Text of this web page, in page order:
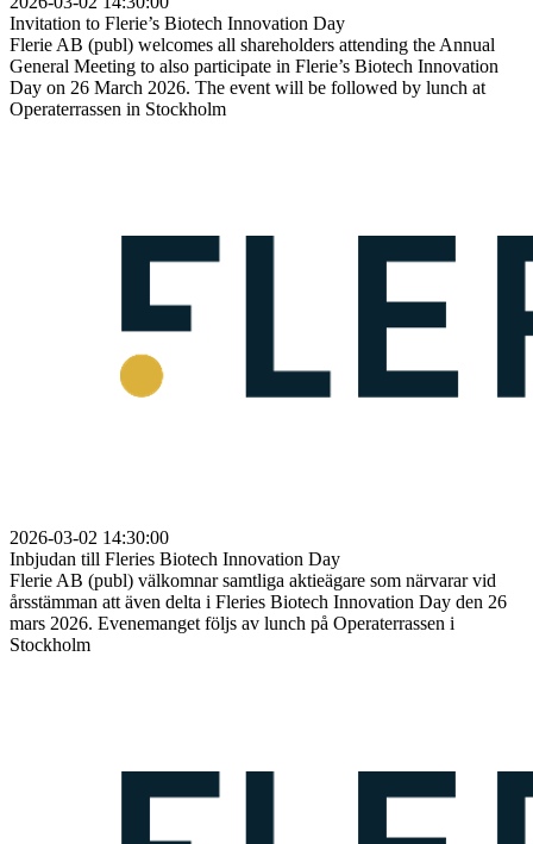
Invitation to Flerie’s Biotech Innovation Day
Flerie AB (publ) welcomes all shareholders attending the Annual
General Meeting to also participate in Flerie’s Biotech Innovation
Day on 26 March 2026. The event will be followed by lunch at
Operaterrassen in Stockholm
2026-03-02 14:30:00
Inbjudan till Fleries Biotech Innovation Day
Flerie AB (publ) välkomnar samtliga aktieägare som närvarar vid
årsstämman att även delta i Fleries Biotech Innovation Day den 26
mars 2026. Evenemanget följs av lunch på Operaterrassen i
Stockholm